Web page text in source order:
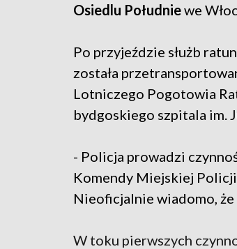
Osiedlu Południewe
Po przyjeździe służb
została
Lotniczego Pogotowia
bydgoskiego szpitala im.
- Policja prowadzi
Komendy Miejskiej Policji
Nieoficjalnie wiadomo, że
W toku pierwszych